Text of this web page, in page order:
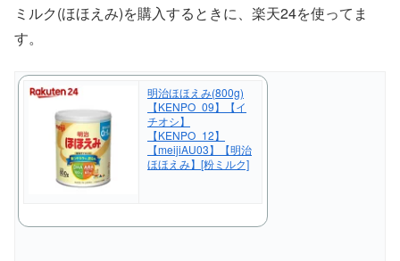
ミルク(ほほえみ)を購入するときに、楽天24を使ってま
す。
明治ほほえみ(800g)
【KENPO_09】【イ
チオシ】
【KENPO_12】
【meijiAU03】【明治
ほほえみ】[粉ミルク]